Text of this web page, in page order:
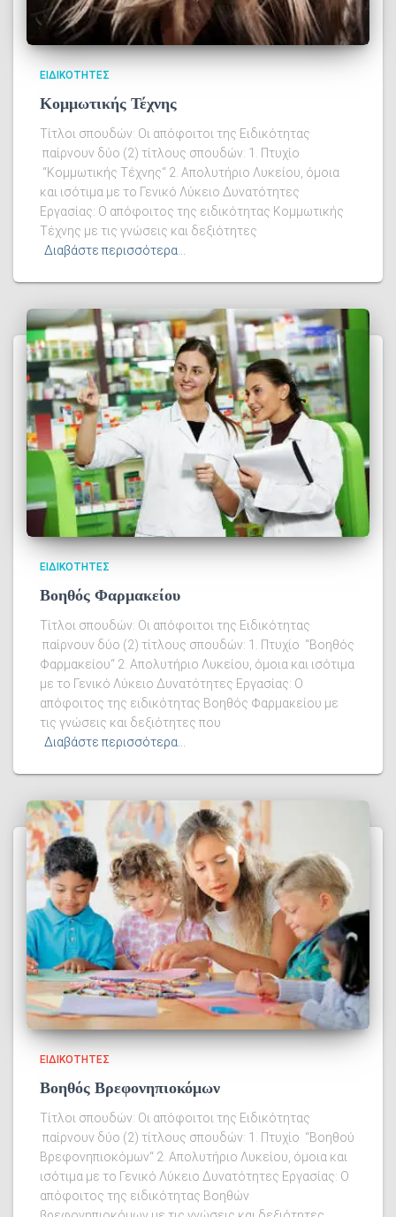
ΕΙΔΙΚΌΤΗΤΕΣ
Κομμωτικής Τέχνης
Τίτλοι σπουδών: Οι απόφοιτοι της Ειδικότητας
παίρνουν δύο (2) τίτλους σπουδών: 1. Πτυχίο
“Κομμωτικής Τέχνης“ 2. Απολυτήριο Λυκείου, όμοια
και ισότιμα με το Γενικό Λύκειο Δυνατότητες
Εργασίας: Ο απόφοιτος της ειδικότητας Κομμωτικής
Τέχνης με τις γνώσεις και δεξιότητες
Διαβάστε περισσότερα…
ΕΙΔΙΚΌΤΗΤΕΣ
Βοηθός Φαρμακείου
Τίτλοι σπουδών: Οι απόφοιτοι της Ειδικότητας
παίρνουν δύο (2) τίτλους σπουδών: 1. Πτυχίο “Βοηθός
Φαρμακείου“ 2. Απολυτήριο Λυκείου, όμοια και ισότιμα
με το Γενικό Λύκειο Δυνατότητες Εργασίας: Ο
απόφοιτος της ειδικότητας Βοηθός Φαρμακείου με
τις γνώσεις και δεξιότητες που
Διαβάστε περισσότερα…
ΕΙΔΙΚΌΤΗΤΕΣ
Βοηθός Βρεφονηπιοκόμων
Τίτλοι σπουδών: Οι απόφοιτοι της Ειδικότητας
παίρνουν δύο (2) τίτλους σπουδών: 1. Πτυχίο “Βοηθού
Βρεφονηπιοκόμων“ 2. Απολυτήριο Λυκείου, όμοια και
ισότιμα με το Γενικό Λύκειο Δυνατότητες Εργασίας: Ο
απόφοιτος της ειδικότητας Βοηθών